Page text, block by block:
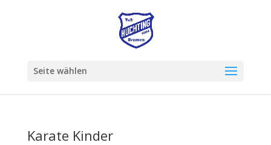
Seite wählen
Karate Kinder